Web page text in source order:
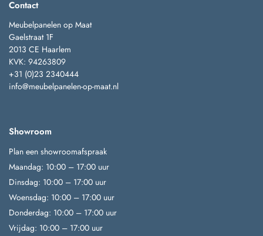
Contact
Meubelpanelen op Maat
Gaelstraat 1F
2013 CE Haarlem
KVK: 94263809
+31 (0)23 2340444
info@meubelpanelen-op-maat.nl
Showroom
Plan een showroomafspraak
Maandag: 10:00 – 17:00 uur
Dinsdag: 10:00 – 17:00 uur
Woensdag: 10:00 – 17:00 uur
Donderdag: 10:00 – 17:00 uur
Vrijdag: 10:00 – 17:00 uur